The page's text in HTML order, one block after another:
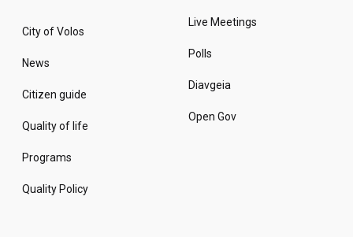
City of Volos
News
Citizen guide
Quality of life
Programs
Quality Policy
Live Meetings
Polls
Diavgeia
Open Gov